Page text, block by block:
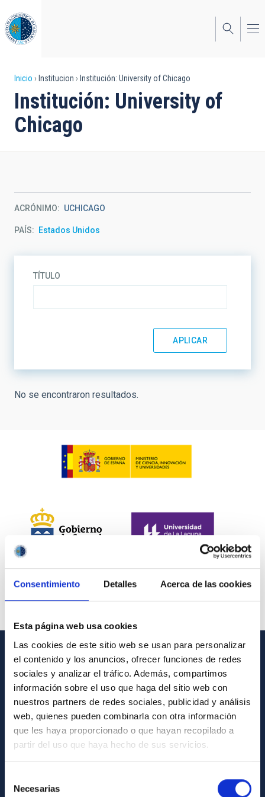
Consentimiento Detalles Acerca de las cookies
Esta página web usa cookies
Las cookies de este sitio web se usan para personalizar
el contenido y los anuncios, ofrecer funciones de redes
sociales y analizar el tráfico. Además, compartimos
información sobre el uso que haga del sitio web con
nuestros partners de redes sociales, publicidad y análisis
web, quienes pueden combinarla con otra información
que les haya proporcionado o que hayan recopilado a
partir del uso que haya hecho de sus servicios.
Necesarias
al
contenido
principal
Sobrescribir
enlaces
de
navegación
Inicio Institucion Institución: University of Chicago
Institución: University of
Chicago
ACRÓNIMO UCHICAGO
PAÍS Estados Unidos
TÍTULO
No se encontraron resultados.
INFORMACIÓN GENERAL
Contacto
Cómo llegar al IAC
Directorio de personal
Biblioteca